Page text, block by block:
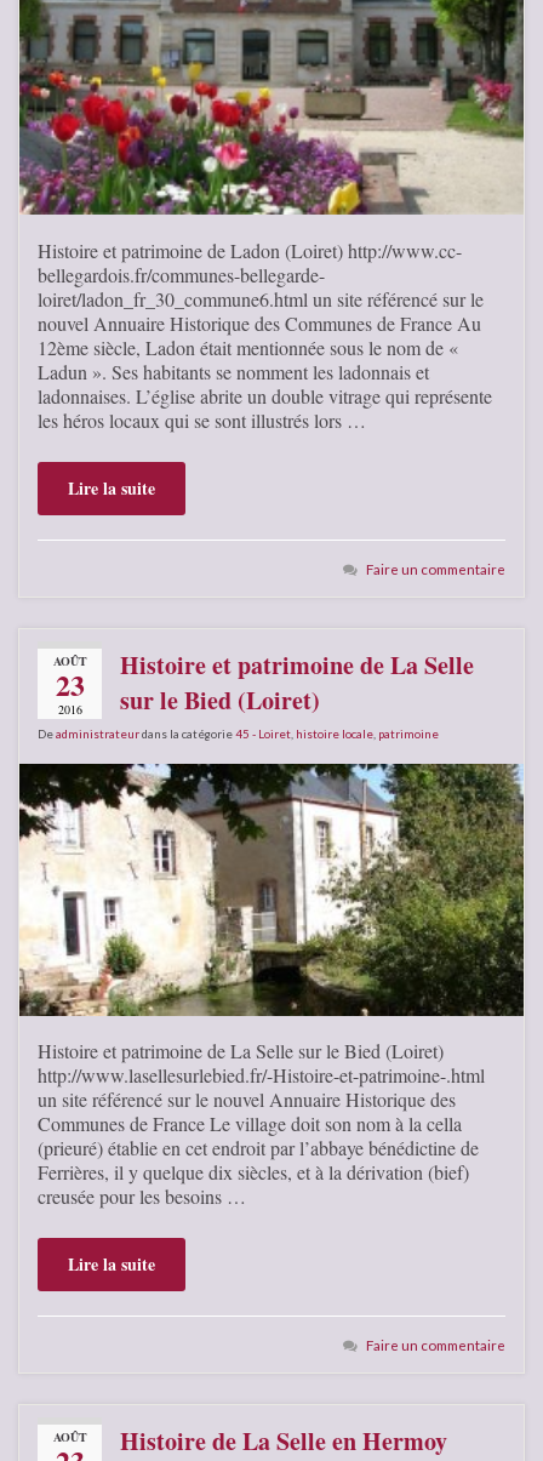
Histoire et patrimoine de Ladon (Loiret) http://www.cc-
bellegardois.fr/communes-bellegarde-
loiret/ladon_fr_30_commune6.html un site référencé sur le
nouvel Annuaire Historique des Communes de France Au
12ème siècle, Ladon était mentionnée sous le nom de «
Ladun ». Ses habitants se nomment les ladonnais et
ladonnaises. L’église abrite un double vitrage qui représente
les héros locaux qui se sont illustrés lors …
Lire la suite
Faire un commentaire
AOÛT
23
2016
Histoire et patrimoine de La Selle
sur le Bied (Loiret)
Deadministrateurdans la catégorie45 - Loiret histoire locale patrimoine
Histoire et patrimoine de La Selle sur le Bied (Loiret)
http://www.lasellesurlebied.fr/-Histoire-et-patrimoine-.html
un site référencé sur le nouvel Annuaire Historique des
Communes de France Le village doit son nom à la cella
(prieuré) établie en cet endroit par l’abbaye bénédictine de
Ferrières, il y quelque dix siècles, et à la dérivation (bief)
creusée pour les besoins …
Lire la suite
Faire un commentaire
AOÛT
Histoire de La Selle en Hermoy